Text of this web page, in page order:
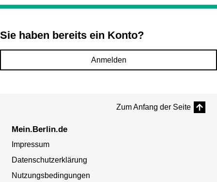
Sie haben bereits ein Konto?
Anmelden
Zum Anfang der Seite
Mein.Berlin.de
Impressum
Datenschutzerklärung
Nutzungsbedingungen